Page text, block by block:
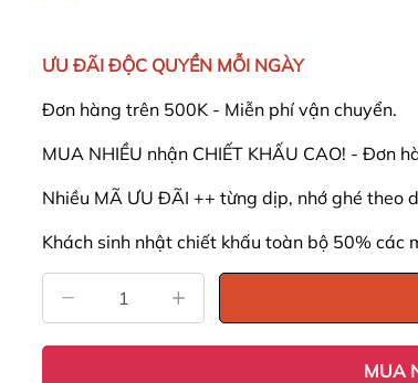
ƯU ĐÃI ĐỘC QUYỀN MỖI NGÀY
Đơn hàng trên 500K - Miễn phí vận chuyển.
MUA NHIỀU nhận CHIẾT KHẤU CAO! - Đơn
Nhiều MÃ ƯU ĐÃI ++ từng dịp, nhớ ghé theo
Khách sinh nhật chiết khấu toàn bộ 50% các
MUA